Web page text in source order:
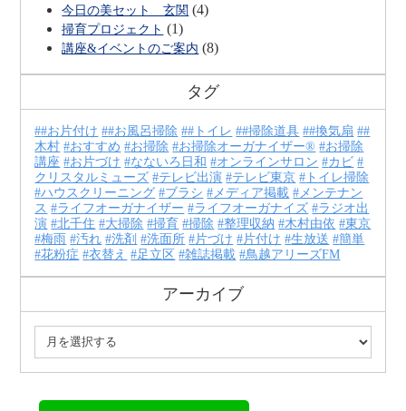
今日の美セット 玄関 (4)
掃育プロジェクト (1)
講座&イベントのご案内 (8)
タグ
#お片付け #お風呂掃除 #トイレ #掃除道具 #換気扇
#
木村
おすすめ お掃除 お掃除オーガナイザー®
お掃除
講座
お片づけ なないろ日和 オンラインサロン
カビ
クリスタルミューズ
テレビ出演 テレビ東京
トイレ掃除
ハウスクリーニング
ブラシ メディア掲載
メンテナン
ス
ライフオーガナイザー ライフオーガナイズ
ラジオ出
演
北千住 大掃除 掃育 掃除 整理収納 木村由依
東京
梅雨
汚れ 洗剤 洗面所 片づけ 片付け 生放送
簡単
花粉症
衣替え 足立区 雑誌掲載 鳥越アリーズFM
アーカイブ